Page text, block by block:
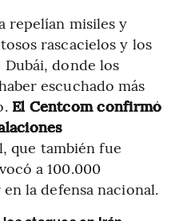
repelían misiles y
rascacielos y los
Dubái, donde los
escuchado más
El Centcom confirmó
que también fue
a 100.000
la defensa nacional.